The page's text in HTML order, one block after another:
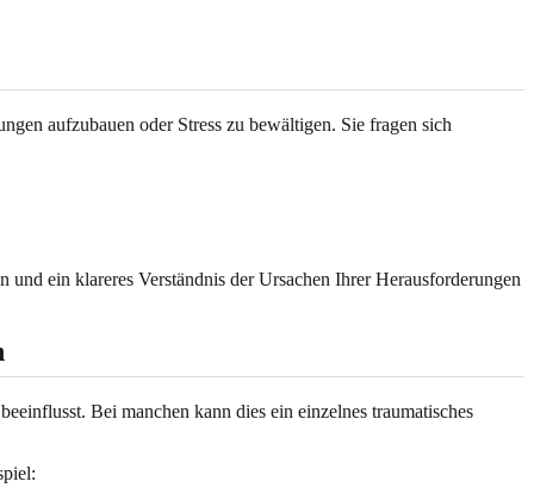
aufzubauen oder Stress zu bewältigen. Sie fragen sich
und ein klareres Verständnis der Ursachen Ihrer Herausforderungen
Bei manchen kann dies ein einzelnes traumatisches